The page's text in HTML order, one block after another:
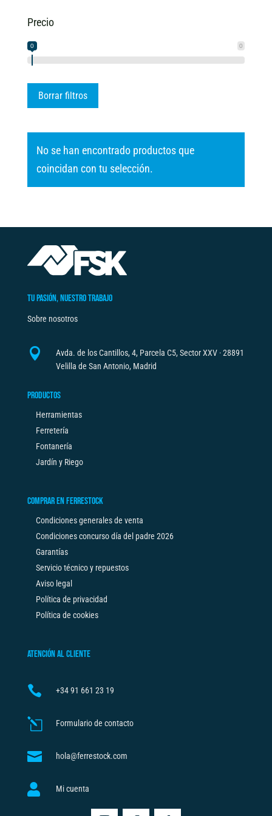
Precio
0
0
Borrar filtros
No se han encontrado productos que
coincidan con tu selección.
TU PASIÓN, NUESTRO TRABAJO
Sobre nosotros

Avda. de los Cantillos, 4, Parcela C5, Sector XXV · 28891
Velilla de San Antonio, Madrid
PRODUCTOS
Herramientas
Ferretería
Fontanería
Jardín y Riego
COMPRAR EN FERRESTOCK
Condiciones generales de venta
Condiciones concurso día del padre 2026
Garantías
Servicio técnico y repuestos
Aviso legal
Política de privacidad
Política de cookies
ATENCIÓN AL CLIENTE
 +3491 661 23 19
l Formulario de contacto
 hola@ferrestock.com
 Mi cuenta